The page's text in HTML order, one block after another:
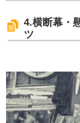
4.横断幕・
ツ